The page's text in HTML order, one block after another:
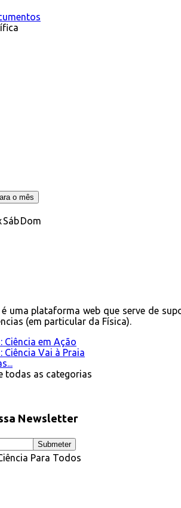
o mês
SábDom
uma plataforma web que serve de
(em particular da Física).
Ciência em Ação
Ciência Vai à Praia
todas as categorias
Newsletter
Para Todos